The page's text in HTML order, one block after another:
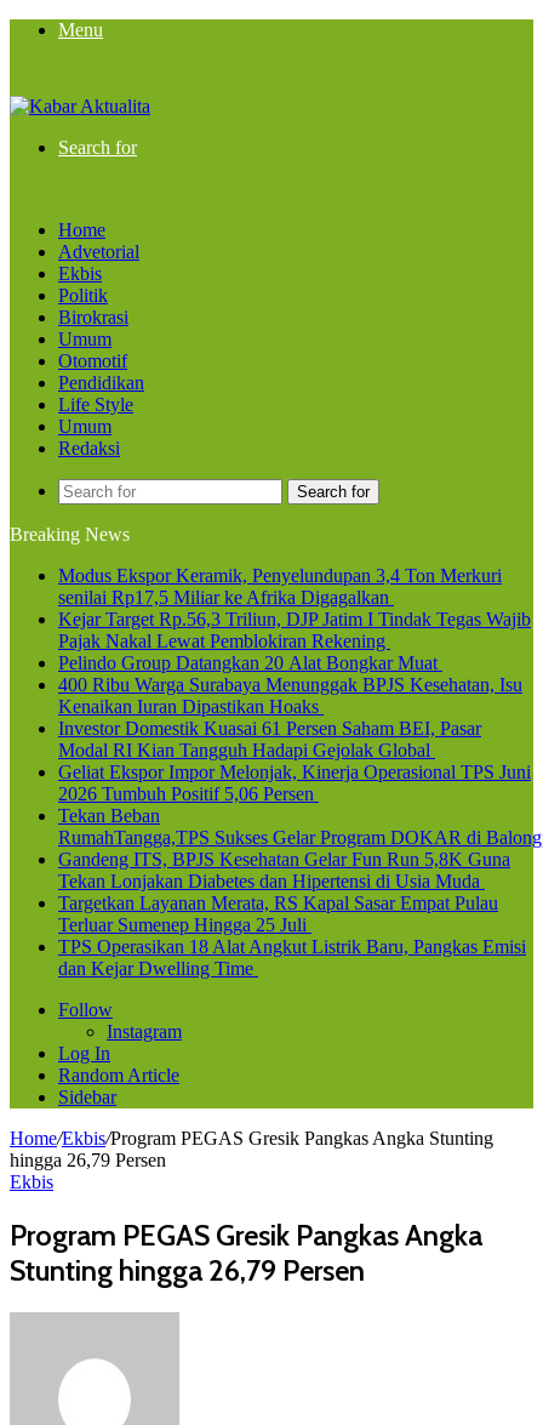
Menu
Search for
Home
Advetorial
Ekbis
Politik
Birokrasi
Umum
Otomotif
Pendidikan
Life Style
Umum
Redaksi
Search for
Breaking News
Modus Ekspor Keramik, Penyelundupan 3,4 Ton Merkuri
senilai Rp17,5 Miliar ke Afrika Digagalkan
Kejar Target Rp.56,3 Triliun, DJP Jatim I Tindak Tegas Wajib
Pajak Nakal Lewat Pemblokiran Rekening
Pelindo Group Datangkan 20 Alat Bongkar Muat
400 Ribu Warga Surabaya Menunggak BPJS Kesehatan, Isu
Kenaikan Iuran Dipastikan Hoaks
Investor Domestik Kuasai 61 Persen Saham BEI, Pasar
Modal RI Kian Tangguh Hadapi Gejolak Global
Geliat Ekspor Impor Melonjak, Kinerja Operasional TPS Juni
2026 Tumbuh Positif 5,06 Persen
Tekan Beban
RumahTangga,TPS Sukses Gelar Program DOKAR di
Gandeng ITS, BPJS Kesehatan Gelar Fun Run 5,8K Guna
Tekan Lonjakan Diabetes dan Hipertensi di Usia Muda
Targetkan Layanan Merata, RS Kapal Sasar Empat Pulau
Terluar Sumenep Hingga 25 Juli
TPS Operasikan 18 Alat Angkut Listrik Baru, Pangkas Emisi
dan Kejar Dwelling Time
Follow
Instagram
Log In
Random Article
Sidebar
Home/Ekbis/Program PEGAS Gresik Pangkas Angka Stunting
hingga 26,79 Persen
Ekbis
Program PEGAS Gresik Pangkas Angka
Stunting hingga 26,79 Persen